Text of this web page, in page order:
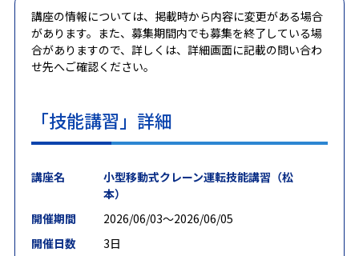
講座の情報については、掲載時から内容に変更がある場合
があります。また、募集期間内でも募集を終了している場
合がありますので、詳しくは、詳細画面に記載の問い合わ
せ先へご確認ください。
「技能講習」詳細
講座名
小型移動式クレーン運転技能講習（松
本）
開催期間
2026/06/03〜2026/06/05
開催日数
3日